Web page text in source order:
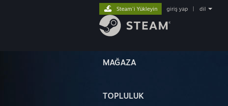
MAĞAZA
TOPLULUK
Steam'i Yükleyin giriş yap dil